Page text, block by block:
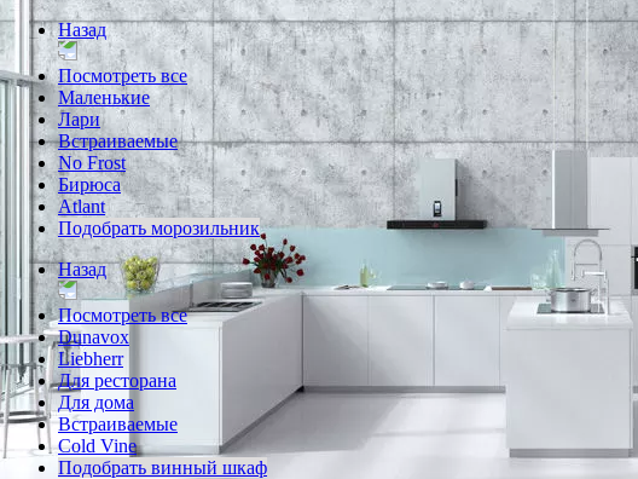
Назад
Посмотреть все
Маленькие
Лари
Встраиваемые
No Frost
Бирюса
Atlant
Подобрать морозильник
Назад
Посмотреть все
Dunavox
Liebherr
Для ресторана
Для дома
Встраиваемые
Cold Vine
Подобрать винный шкаф